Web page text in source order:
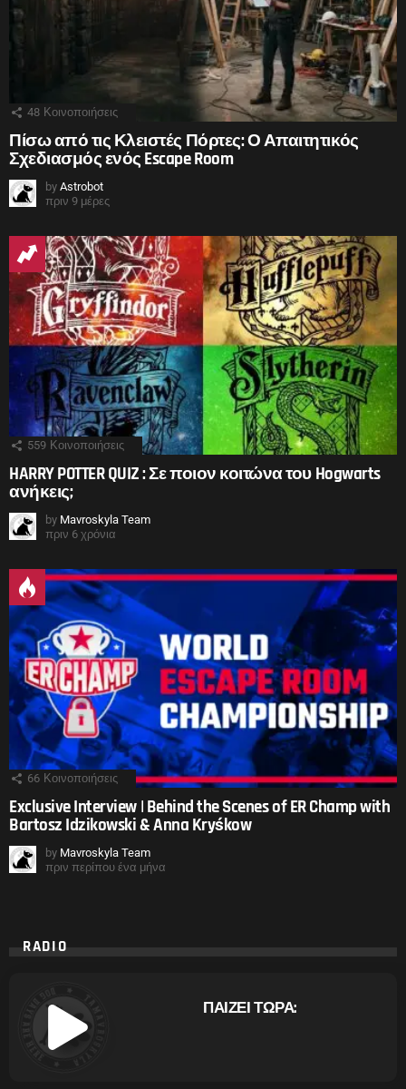
48 Κοινοποιήσεις
Πίσω από τις Κλειστές Πόρτες: Ο Απαιτητικός
Σχεδιασμός ενός Escape Room
by Astrobot
πριν 9 μέρες
559 Κοινοποιήσεις
HARRY POTTER QUIZ : Σε ποιον κοιτώνα του Hogwarts
ανήκεις;
by Mavroskyla Team
πριν 6 χρόνια
66 Κοινοποιήσεις
Exclusive Interview | Behind the Scenes of ER Champ with
Bartosz Idzikowski & Anna Kryśkow
by Mavroskyla Team
πριν περίπου ένα μήνα
RADIO
ΠΑΙΖΕΙ ΤΩΡΑ: